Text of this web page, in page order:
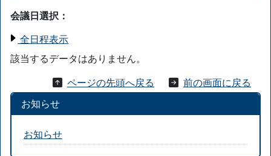
会議日選択：
全日程表示
該当するデータはありません。
ページの先頭へ戻る
前の画面に戻る
お知らせ
お知らせ